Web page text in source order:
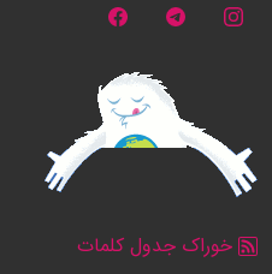
خوراک جدول کلمات